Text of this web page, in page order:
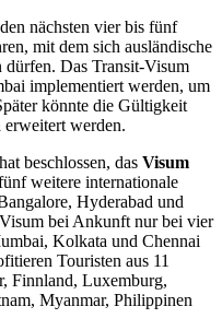
nächsten vier bis fünf
mit dem sich ausländische
dürfen. Das Transit-Visum
implementiert werden, um
könnte die Gültigkeit
werden.
beschlossen, das Visum
weitere internationale
Hyderabad und
bei Ankunft nur bei vier
Kolkata und Chennai
Touristen aus 11
Finnland, Luxemburg,
Myanmar, Philippinen